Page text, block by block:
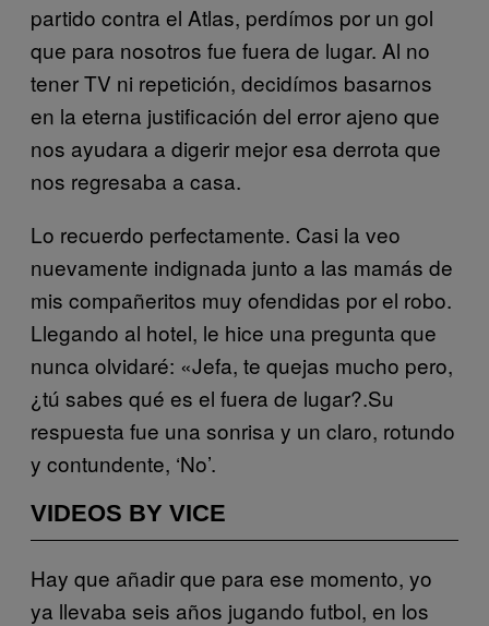
partido contra el Atlas, perdímos por un gol
que para nosotros fue fuera de lugar. Al no
tener TV ni repetición, decidímos basarnos
en la eterna justificación del error ajeno que
nos ayudara a digerir mejor esa derrota que
nos regresaba a casa.
Lo recuerdo perfectamente. Casi la veo
nuevamente indignada junto a las mamás de
mis compañeritos muy ofendidas por el robo.
Llegando al hotel, le hice una pregunta que
nunca olvidaré: «Jefa, te quejas mucho pero,
¿tú sabes qué es el fuera de lugar?.Su
respuesta fue una sonrisa y un claro, rotundo
y contundente, ‘No’.
VIDEOS BY VICE
Hay que añadir que para ese momento, yo
ya llevaba seis años jugando futbol, en los